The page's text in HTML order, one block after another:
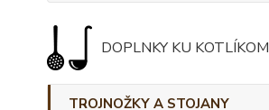
DOPLNKY KU KOTLÍKOM
TROJNOŽKY A STOJANY